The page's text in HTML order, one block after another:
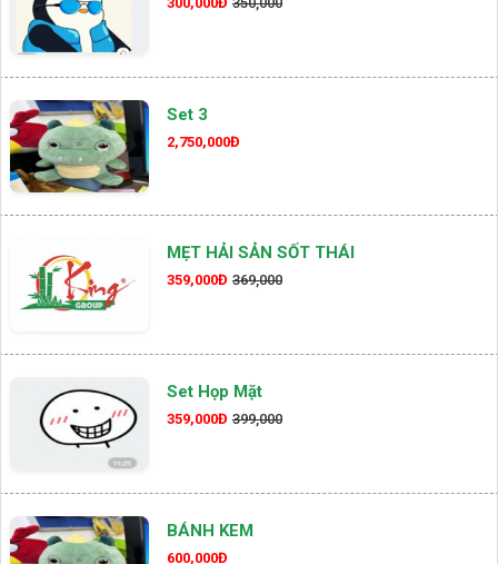
Set 3
2,750,000Đ
MẸT HẢI SẢN SỐT THÁI
359,000Đ 369,000
Set Họp Mặt
359,000Đ 399,000
BÁNH KEM
600,000Đ